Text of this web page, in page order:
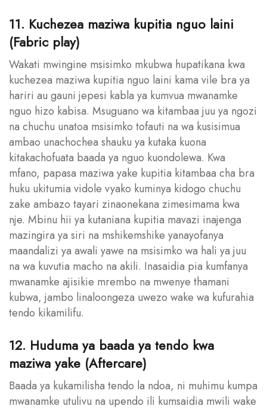
11. Kuchezea maziwa kupitia nguo laini
(Fabric play)
Wakati mwingine msisimko mkubwa hupatikana kwa
kuchezea maziwa kupitia nguo laini kama vile bra ya
hariri au gauni jepesi kabla ya kumvua mwanamke
nguo hizo kabisa. Msuguano wa kitambaa juu ya ngozi
na chuchu unatoa msisimko tofauti na wa kusisimua
ambao unachochea shauku ya kutaka kuona
kitakachofuata baada ya nguo kuondolewa. Kwa
mfano, papasa maziwa yake kupitia kitambaa cha bra
huku ukitumia vidole vyako kuminya kidogo chuchu
zake ambazo tayari zinaonekana zimesimama kwa
nje. Mbinu hii ya kutaniana kupitia mavazi inajenga
mazingira ya siri na mshikemshike yanayofanya
maandalizi ya awali yawe na msisimko wa hali ya juu
na wa kuvutia macho na akili. Inasaidia pia kumfanya
mwanamke ajisikie mrembo na mwenye thamani
kubwa, jambo linaloongeza uwezo wake wa kufurahia
tendo kikamilifu.
12. Huduma ya baada ya tendo kwa
maziwa yake (Aftercare)
Baada ya kukamilisha tendo la ndoa, ni muhimu kumpa
mwanamke utulivu na upendo ili kumsaidia mwili wake